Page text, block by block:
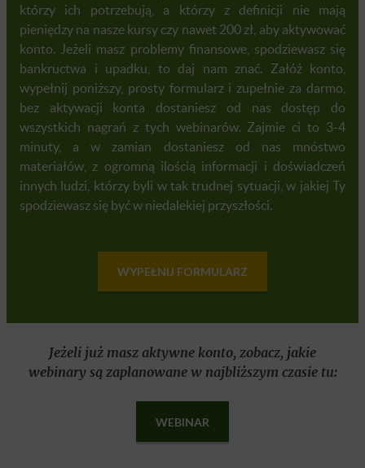
którzy ich potrzebują, a którzy z definicji nie mają
pieniędzy na nasze kursy czy nawet 200 zł, aby aktywować
konto. Jeżeli masz problemy finansowe, spodziewasz się
bankructwa i upadku, to daj nam znać. Załóż konto,
wypełnij poniższy, prosty formularz i zupełnie za darmo,
bez aktywacji konta dostaniesz od nas dostęp do
wszystkich nagrań z tych webinarów. Zajmie ci to 3-4
minuty, a w zamian dostaniesz od nas mnóstwo
materiałów, z ogromną ilością informacji i doświadczeń
innych ludzi, którzy byli w tak trudnej sytuacji, w jakiej Ty
spodziewasz się być w niedalekiej przyszłości.
WYPEŁNIJ FORMULARZ
Jeżeli już masz aktywne konto, zobacz, jakie
webinary są zaplanowane w najbliższym czasie tu:
WEBINAR